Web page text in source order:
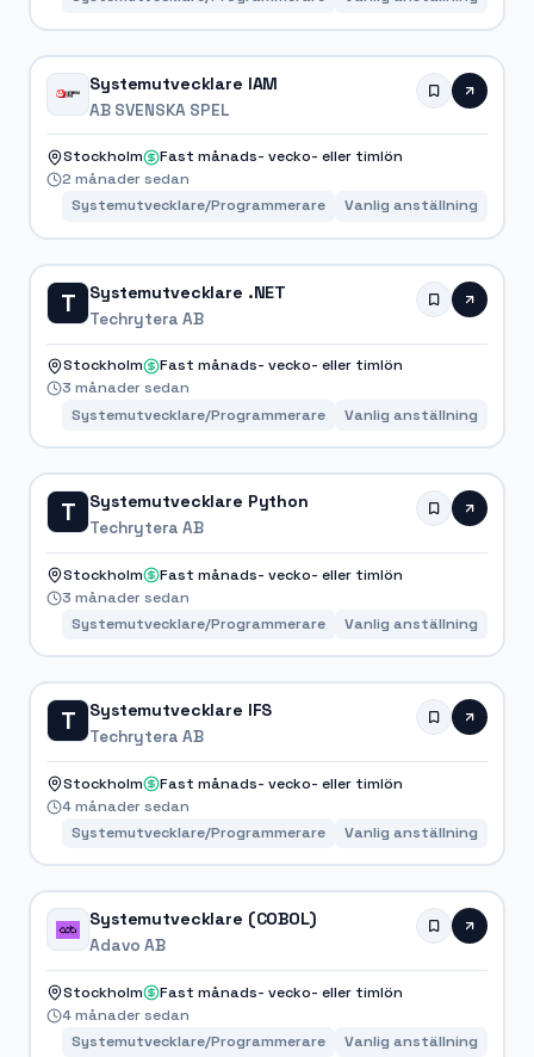
Systemutvecklare IAM
AB SVENSKA SPEL
Stockholm
Fast månads- vecko- eller timlön
2 månader sedan
Systemutvecklare/Programmerare
Vanlig anställning
T Systemutvecklare .NET
Techrytera AB
Stockholm
Fast månads- vecko- eller timlön
3 månader sedan
Systemutvecklare/Programmerare
Vanlig anställning
T Systemutvecklare Python
Techrytera AB
Stockholm
Fast månads- vecko- eller timlön
3 månader sedan
Systemutvecklare/Programmerare
Vanlig anställning
T Systemutvecklare IFS
Techrytera AB
Stockholm
Fast månads- vecko- eller timlön
4 månader sedan
Systemutvecklare/Programmerare
Vanlig anställning
Systemutvecklare (COBOL)
Adavo AB
Stockholm
Fast månads- vecko- eller timlön
4 månader sedan
Systemutvecklare/Programmerare
Vanlig anställning